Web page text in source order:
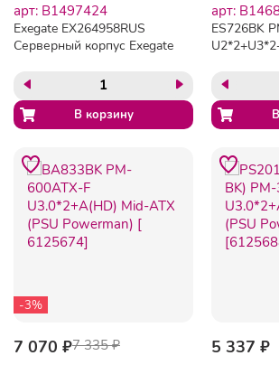
арт: B1497424
Exegate EX264958RUS
Серверный корпус Exegate
высота 2U, глубина 390,
БП 500ADS, USB>
арт:
ES726BK
[6120259]
-3%
7 070 ₽7 335 ₽
5 337 ₽